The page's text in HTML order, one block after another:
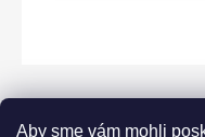
Aby sme vám mohli